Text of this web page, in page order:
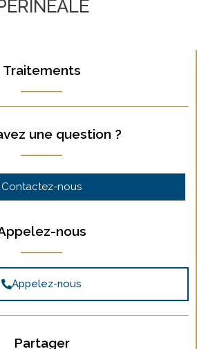
Traitements
une question ?
Contactez-nous
nous
Appelez-nous
Partager